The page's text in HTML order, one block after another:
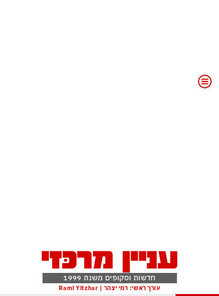
חדשות וסקופים משנת 1999
עורך ראשי: רמי יצהר | Rami Yitzhar